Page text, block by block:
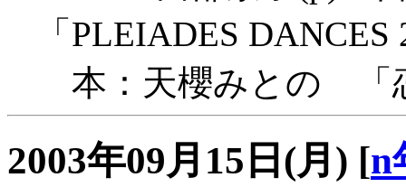
「PLEIADES DANCES
本：天櫻みとの 「
2003年09月15日(月) [n